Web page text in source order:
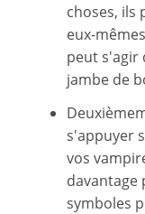
choses, ils
eux-
peut s'agir
jambe de
s'appuyer
vos
davantage
symboles